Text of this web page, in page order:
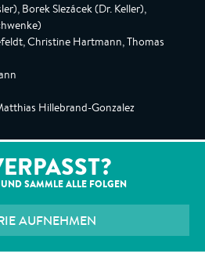
Borek Slezácek (Dr. Keller),
Christine Hartmann, Thomas
Hillebrand-Gonzalez
SAMMLE ALLE FOLGEN
AUFNEHMEN